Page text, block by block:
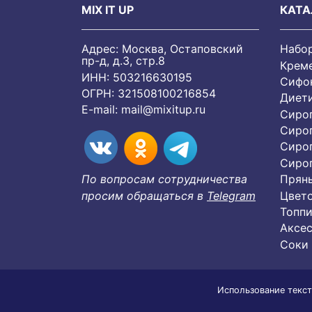
MIX IT UP
Адрес: Москва, Остаповский
пр-д, д.3, стр.8
ИНН: 503216630195
ОГРН: 321508100216854
E-mail: mail@mixitup.ru
По вопросам сотрудничества
просим обращаться в Telegram
Использование